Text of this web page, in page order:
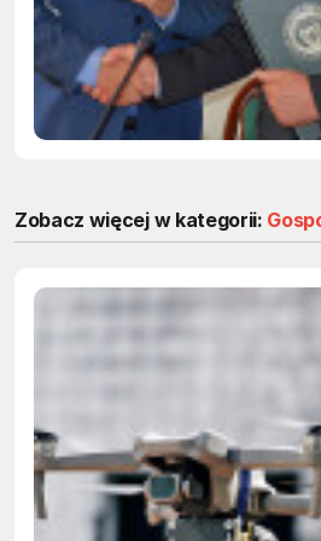
Zobacz więcej w kategorii: